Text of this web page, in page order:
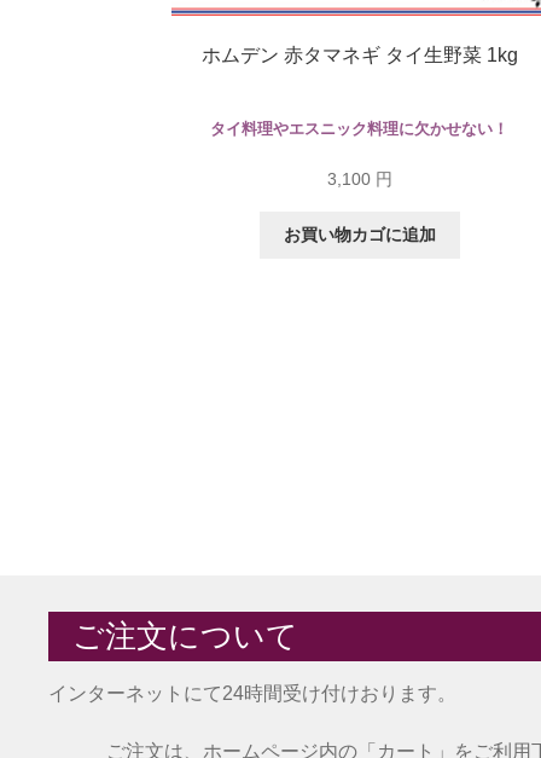
ホムデン 赤タマネギ タイ生野菜 1kg
タイ料理やエスニック料理に欠かせない！
3,100 円
お買い物カゴに追加
ご注文について
インターネットにて24時間受け付けおります。
ご注文は、ホームページ内の「カート」をご利用